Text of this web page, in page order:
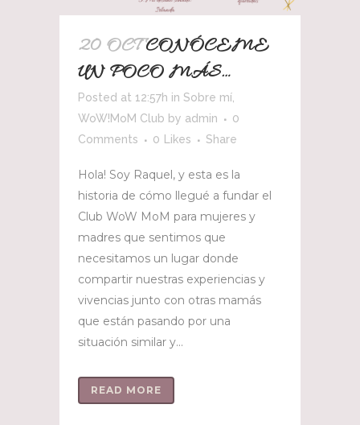
20 OCT CONÓCEME
UN POCO MÁS…
Posted at 12:57h in Sobre mí
WoW!MoM Club by admin
0
Comments
0 Likes Share
Hola! Soy Raquel, y esta es la
historia de cómo llegué a fundar el
Club WoW MoM para mujeres y
madres que sentimos que
necesitamos un lugar donde
compartir nuestras experiencias y
vivencias junto con otras mamás
que están pasando por una
situación similar y...
READ MORE